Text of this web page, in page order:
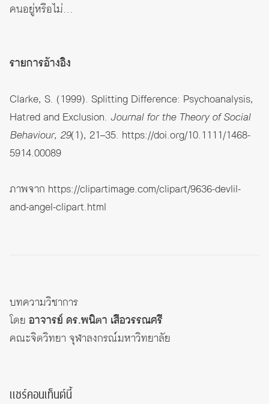
คนอยู่หรือไม่…
รายการอ้างอิง
Clarke, S. (1999). Splitting Difference: Psychoanalysis,
Hatred and Exclusion. Journal for the Theory of Social
Behaviour, 29(1), 21–35. https://doi.org/10.1111/1468-
5914.00089
ภาพจาก https://clipartimage.com/clipart/9636-devlil-
and-angel-clipart.html
บทความวิชาการ
โดย อาจารย์ ดร.พนิตา เสือวรรณศรี
คณะจิตวิทยา จุฬาลงกรณ์มหาวิทยาลัย
แชร์คอนเท็นต์นี้